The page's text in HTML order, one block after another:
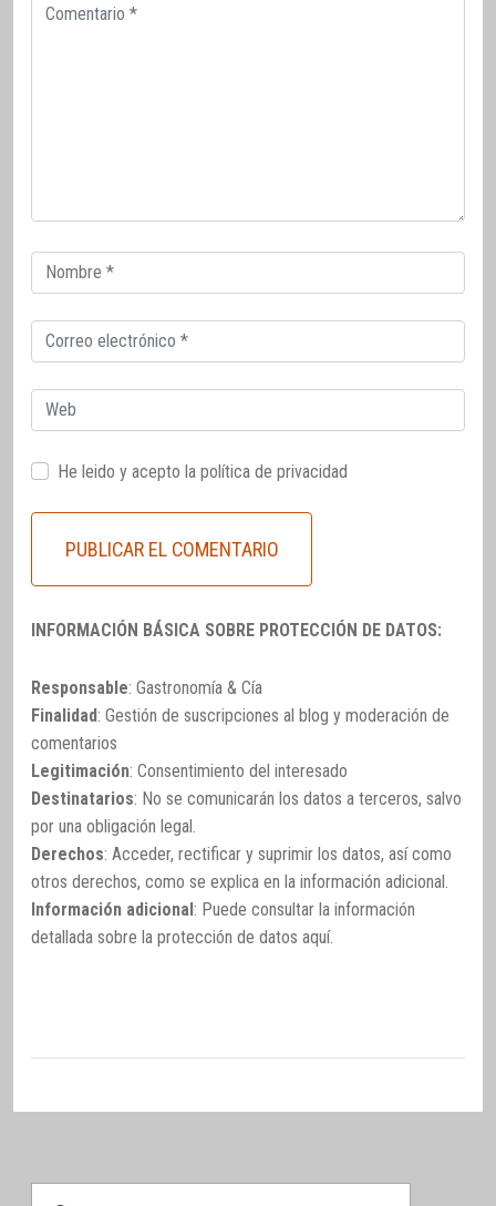
Comentario
Correo
electrónico
Correo
electrónico
Web
He leido y acepto la política de privacidad
INFORMACIÓN BÁSICA SOBRE PROTECCIÓN DE DATOS:
Responsable: Gastronomía & Cía
Finalidad: Gestión de suscripciones al blog y moderación de
comentarios
Legitimación: Consentimiento del interesado
Destinatarios: No se comunicarán los datos a terceros, salvo
por una obligación legal.
Derechos: Acceder, rectificar y suprimir los datos, así como
otros derechos, como se explica en la información adicional.
Información adicional : Puede consultar la información
detallada sobre la protección de datos aquí.